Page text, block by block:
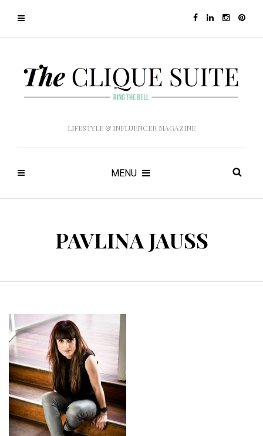
LIFESTYLE & INFLUENCER MAGAZINE
MENU
PAVLINA JAUSS